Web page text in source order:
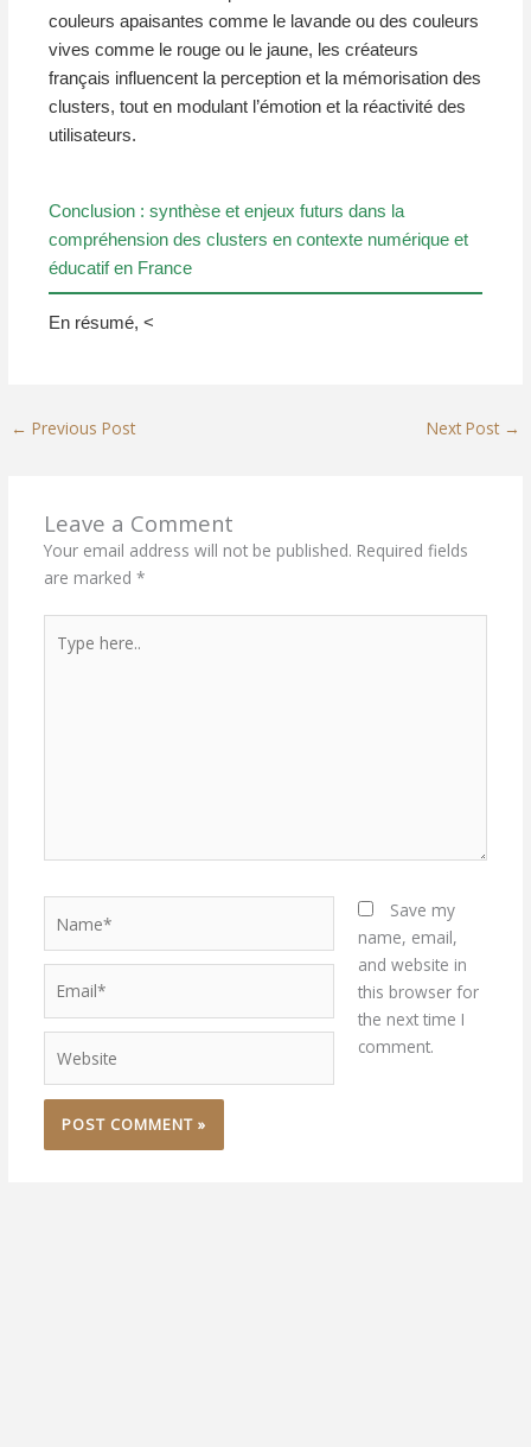
couleurs apaisantes comme le lavande ou des couleurs
vives comme le rouge ou le jaune, les créateurs
français influencent la perception et la mémorisation des
clusters, tout en modulant l’émotion et la réactivité des
utilisateurs.
Conclusion : synthèse et enjeux futurs dans la
compréhension des clusters en contexte numérique et
éducatif en France
En résumé, <
← Previous Post Next Post →
Leave a Comment
Your email address will not be published. Required fields
are marked *
here..
Save my
name, email,
and website in
this browser for
the next time I
comment.